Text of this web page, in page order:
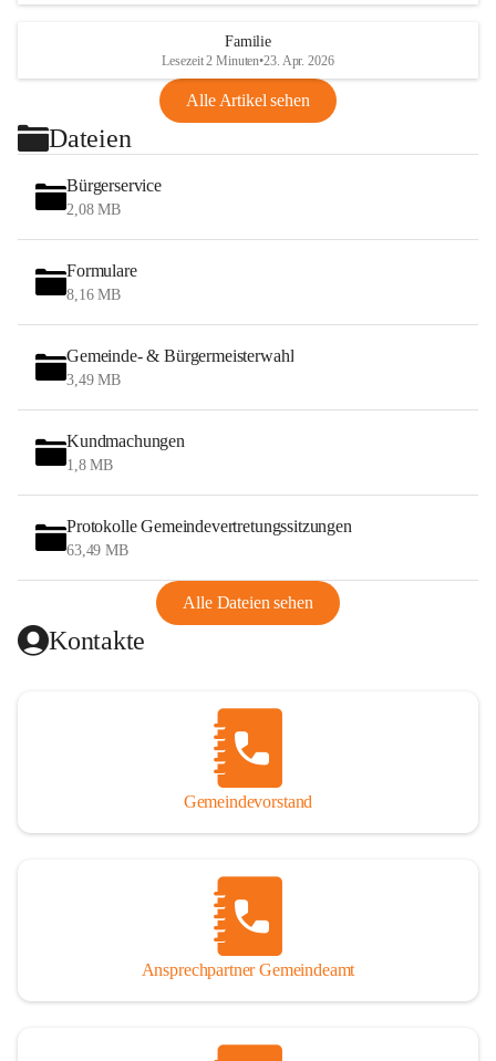
Familie
Lesezeit 2 Minuten•23. Apr. 2026
Alle Artikel sehen
Dateien
Bürgerservice
2,08 MB
Formulare
8,16 MB
Gemeinde- & Bürgermeisterwahl
3,49 MB
Kundmachungen
1,8 MB
Protokolle Gemeindevertretungssitzungen
63,49 MB
Alle Dateien sehen
Kontakte
Gemeindevorstand
Ansprechpartner Gemeindeamt